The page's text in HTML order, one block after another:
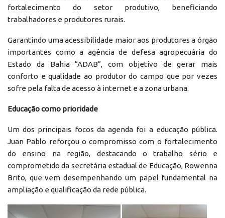
fortalecimento do setor produtivo, beneficiando
trabalhadores e produtores rurais.
Garantindo uma acessibilidade maior aos produtores a órgão
importantes como a agência de defesa agropecuária do
Estado da Bahia “ADAB”, com objetivo de gerar mais
conforto e qualidade ao produtor do campo que por vezes
sofre pela falta de acesso à internet e a zona urbana.
Educação como prioridade
Um dos principais focos da agenda foi a educação pública.
Juan Pablo reforçou o compromisso com o fortalecimento
do ensino na região, destacando o trabalho sério e
comprometido da secretária estadual de Educação, Rowenna
Brito, que vem desempenhando um papel fundamental na
ampliação e qualificação da rede pública.